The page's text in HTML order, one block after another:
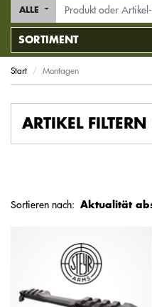
SORTIMENT
ALLE
Start Montagen
ARTIKEL FILTERN
Sortieren nach: